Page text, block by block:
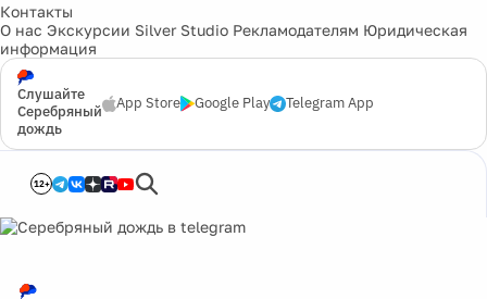
Контакты
О нас Экскурсии Silver Studio Рекламодателям Юридическая
информация
Слушайте
Серебряный
дождь
App Store Google Play Telegram App
12+